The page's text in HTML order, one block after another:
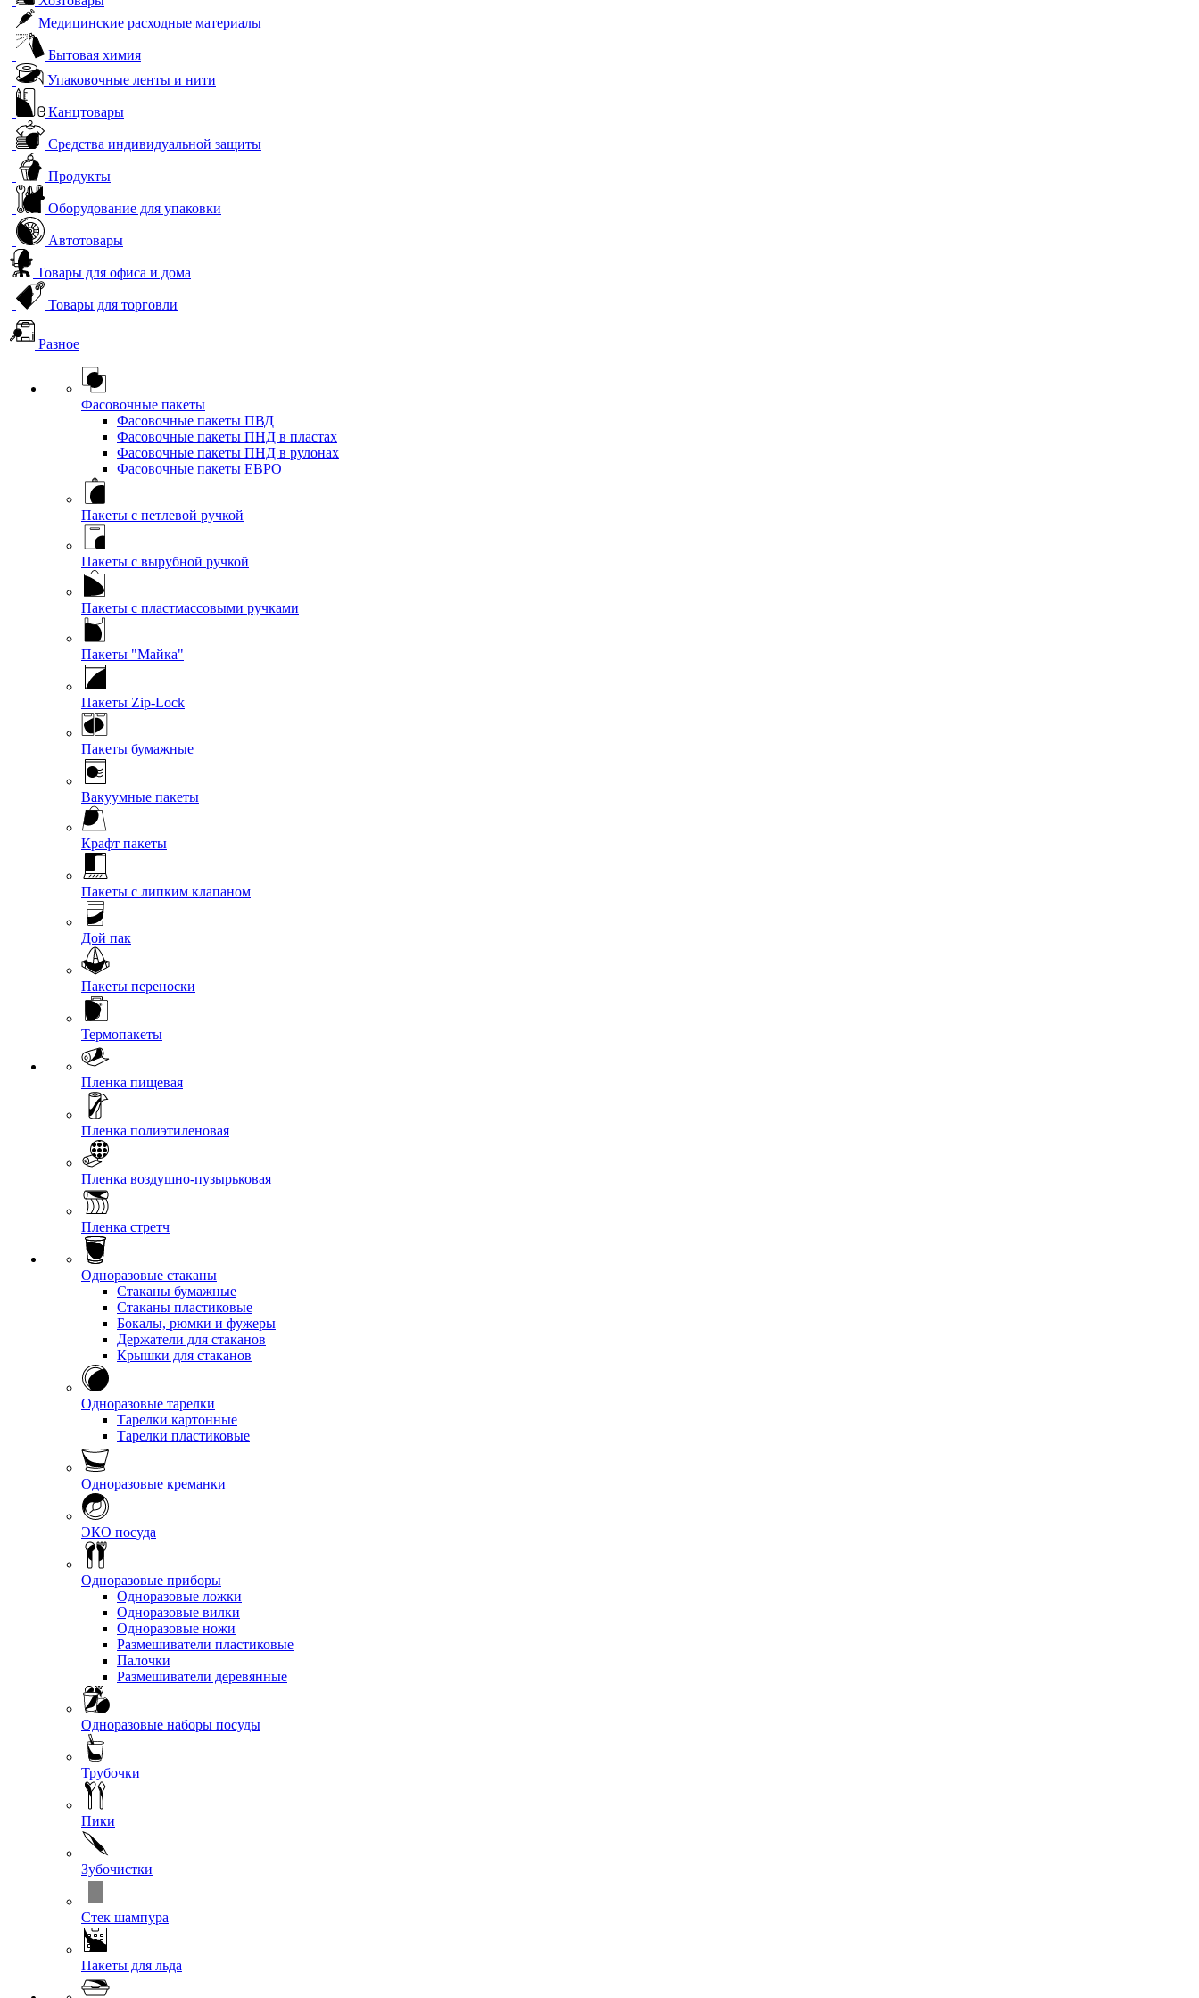
Медицинские расходные материалы
Бытовая химия
Упаковочные ленты и нити
Канцтовары
Средства индивидуальной защиты
Продукты
Оборудование для упаковки
Автотовары
Товары для офиса и дома
Товары для торговли
Разное
Фасовочные пакеты
Фасовочные пакеты ПВД
Фасовочные пакеты ПНД в пластах
Фасовочные пакеты ПНД в рулонах
Фасовочные пакеты ЕВРО
Пакеты с петлевой ручкой
Пакеты с вырубной ручкой
Пакеты с пластмассовыми ручками
Пакеты "Майка"
Пакеты Zip-Lock
Пакеты бумажные
Вакуумные пакеты
Крафт пакеты
Пакеты с липким клапаном
Дой пак
Пакеты переноски
Термопакеты
Пленка пищевая
Пленка полиэтиленовая
Пленка воздушно-пузырьковая
Пленка стретч
Одноразовые стаканы
Стаканы бумажные
Стаканы пластиковые
Бокалы, рюмки и фужеры
Держатели для стаканов
Крышки для стаканов
Одноразовые тарелки
Тарелки картонные
Тарелки пластиковые
Одноразовые креманки
ЭКО посуда
Одноразовые приборы
Одноразовые ложки
Одноразовые вилки
Одноразовые ножи
Размешиватели пластиковые
Палочки
Размешиватели деревянные
Одноразовые наборы посуды
Трубочки
Пики
Зубочистки
Стек шампура
Пакеты для льда